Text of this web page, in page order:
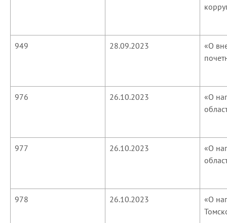
949 28.09.2023
«О
976 26.10.2023
«О
977 26.10.2023
«О
978 26.10.2023
«О